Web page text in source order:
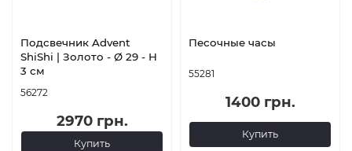
Подсвечник Advent
ShiShi | Золото - Ø 29 - H
3 см
56272
2970 грн.
Купить
Песочные часы
55281
1400 грн.
Купить